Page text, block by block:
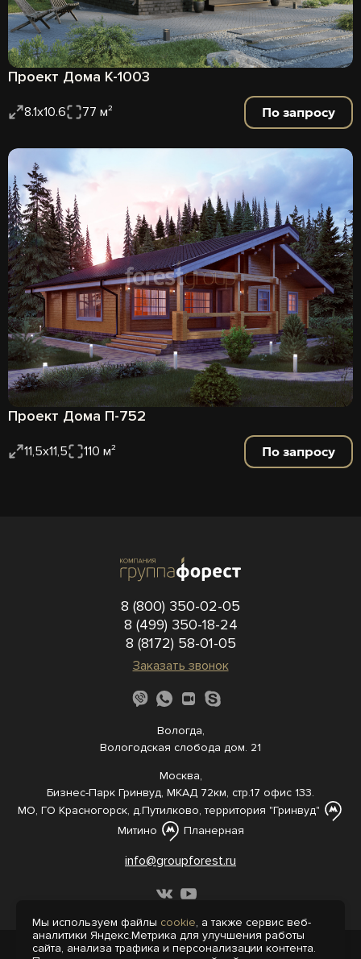
Проект Дома К-1003
8.1х10.6 77 м² По запросу
Проект Дома П-752
11,5х11,5 110 м² По запросу
8 (800) 350-02-05
8 (499) 350-18-24
8 (8172) 58-01-05
Заказать звонок
Вологда,
Вологодская слобода дом. 21
Москва,
Бизнес-Парк Гринвуд, МКАД 72км, стр.17 офис 133.
МО, ГО Красногорск, д.Путилково, территория "Гринвуд"
Митино
Планерная
info@groupforest.ru
© 2005-, 2026 Все права защищены
Мы используем файлы cookie, а также сервис веб-
аналитики Яндекс.Метрика для улучшения работы
сайта, анализа трафика и персонализации контента.